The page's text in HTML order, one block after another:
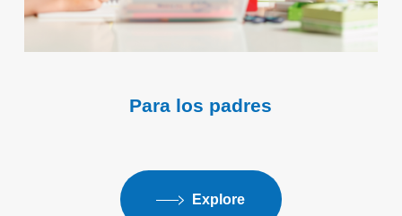
Para los padres
Explore